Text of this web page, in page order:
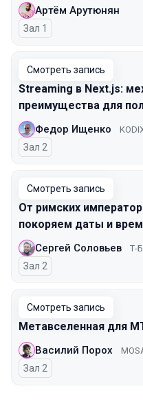
Артём Арутюнян
Зал 1
Смотреть запись
Streaming в Next.js:
преимущества для
Федор Ищенко
Зал 2
Смотреть запись
От римских
покоряем даты и
Сергей Соловьев Т-
Зал 2
Смотреть запись
Метавселенная для
Василий Порох
Зал 2